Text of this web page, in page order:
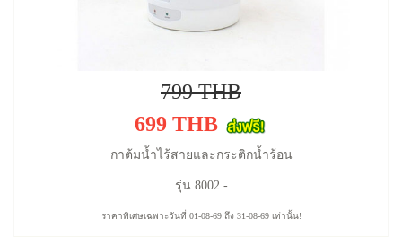
799 THB
699 THB
กาต้มน้ำไร้สายและกระติกน้ำร้อน
รุ่น 8002 -
ราคาพิเศษเฉพาะวันที่ 01-08-69 ถึง 31-08-69 เท่านั้น!